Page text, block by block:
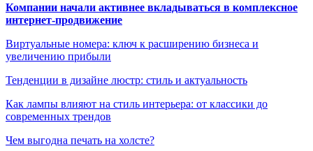
Компании начали активнее вкладываться в комплексное
интернет-продвижение
Виртуальные номера: ключ к расширению бизнеса и
увеличению прибыли
Тенденции в дизайне люстр: стиль и актуальность
Как лампы влияют на стиль интерьера: от классики до
современных трендов
Чем выгодна печать на холсте?